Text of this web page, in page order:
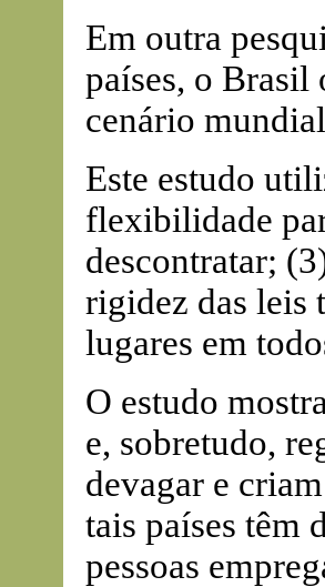
Em outra
países, o Brasil
cenário
Este estudo
flexibilidade
descontratar;
rigidez das leis
lugares em
O estudo
e, sobretudo,
devagar e
tais países têm
pessoas